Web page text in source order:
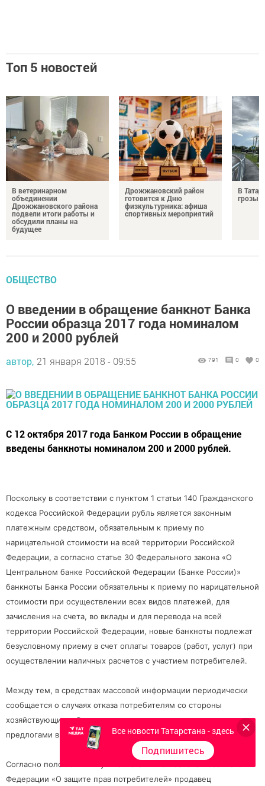
Топ 5 новостей
В ветеринарном
объединении
Дрожжановского района
подвели итоги работы и
обсудили планы на
будущее
Дрожжановский район
готовится к Дню
физкультурника: афиша
спортивных мероприятий
В
грозы
ОБЩЕСТВО
О введении в обращение банкнот Банка
России образца 2017 года номиналом
200 и 2000 рублей
автор, 21 января 2018 - 09:55 791 0 0
С 12 октября 2017 года Банком России в обращение
введены банкноты номиналом 200 и 2000 рублей.
Поскольку в соответствии с пунктом 1 статьи 140 Гражданского
кодекса Российской Федерации рубль является законным
платежным средством, обязательным к приему по
нарицательной стоимости на всей территории Российской
Федерации, а согласно статье 30 Федерального закона «О
Центральном банке Российской Федерации (Банке России)»
банкноты Банка России обязательны к приему по нарицательной
стоимости при осуществлении всех видов платежей, для
зачисления на счета, во вклады и для перевода на всей
территории Российской Федерации, новые банкноты подлежат
безусловному приему в счет оплаты товаров (работ, услуг) при
осуществлении наличных расчетов с участием потребителей.
Между тем, в средствах массовой информации периодически
сообщается о случаях отказа потребителям со стороны
хозяйствующих субъектов под различными надуманными
предлогами в приеме банкнот нового образца.
Согласно положениям пункта 1 статьи 16.1 Закона Российской
Федерации «О защите прав потребителей» продавец
Все новости Татарстана - здесь
Подпишитесь